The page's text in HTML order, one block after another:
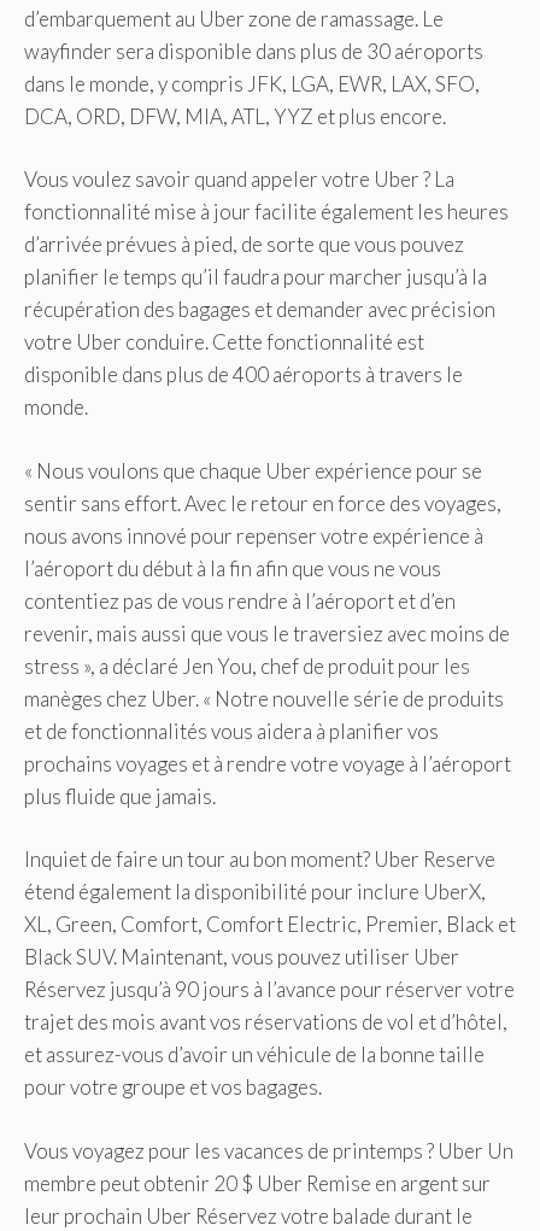
d’embarquement au Uber zone de ramassage. Le
wayfinder sera disponible dans plus de 30 aéroports
dans le monde, y compris JFK, LGA, EWR, LAX, SFO,
DCA, ORD, DFW, MIA, ATL, YYZ et plus encore.
Vous voulez savoir quand appeler votre Uber ? La
fonctionnalité mise à jour facilite également les heures
d’arrivée prévues à pied, de sorte que vous pouvez
planifier le temps qu’il faudra pour marcher jusqu’à la
récupération des bagages et demander avec précision
votre Uber conduire. Cette fonctionnalité est
disponible dans plus de 400 aéroports à travers le
monde.
« Nous voulons que chaque Uber expérience pour se
sentir sans effort. Avec le retour en force des voyages,
nous avons innové pour repenser votre expérience à
l’aéroport du début à la fin afin que vous ne vous
contentiez pas de vous rendre à l’aéroport et d’en
revenir, mais aussi que vous le traversiez avec moins de
stress », a déclaré Jen You, chef de produit pour les
manèges chez Uber. « Notre nouvelle série de produits
et de fonctionnalités vous aidera à planifier vos
prochains voyages et à rendre votre voyage à l’aéroport
plus fluide que jamais.
Inquiet de faire un tour au bon moment? Uber Reserve
étend également la disponibilité pour inclure UberX,
XL, Green, Comfort, Comfort Electric, Premier, Black et
Black SUV. Maintenant, vous pouvez utiliser Uber
Réservez jusqu’à 90 jours à l’avance pour réserver votre
trajet des mois avant vos réservations de vol et d’hôtel,
et assurez-vous d’avoir un véhicule de la bonne taille
pour votre groupe et vos bagages.
Vous voyagez pour les vacances de printemps ? Uber Un
membre peut obtenir 20 $ Uber Remise en argent sur
leur prochain Uber Réservez votre balade durant le